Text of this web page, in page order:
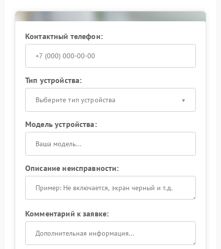
Контактный телефон:
Тип устройства:
Выберите тип устройства
Модель устройства:
Описание неисправности:
Комментарий к заявке: